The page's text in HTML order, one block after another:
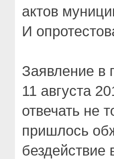
актов
И
Заявление в
11 августа
отвечать не
пришлось